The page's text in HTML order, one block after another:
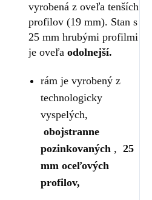
vyrobená z oveľa tenších
profilov (19 mm). Stan s
25 mm hrubými profilmi
je oveľa odolnejší.
rám je vyrobený z
technologicky
vyspelých,
obojstranne
pozinkovaných , 25
mm oceľových
profilov,